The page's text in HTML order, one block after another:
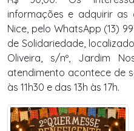
informações e adquirir
Nice, pelo WhatsApp (13)
de Solidariedade,
Oliveira, s/nº, Jardim
atendimento acontece de
às 11h30 e das 13h às 17h.